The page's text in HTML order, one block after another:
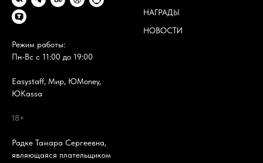
Режим работы:
Пн-Вс с 11:00 до 19:00
Easystaff, Мир, ЮMoney,
ЮKassa
18+
Радке Тамара Сергеевна,
являющаяся плательщиком
НАГРАДЫ
НОВОСТИ